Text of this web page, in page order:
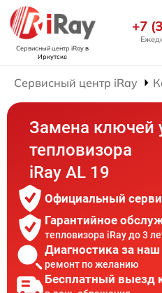
Сервисный центр iRayв
Иркутске
+7
Сервисный центр iRay
Замена ключей
тепловизора
iRay AL 19
Официальный
Гарантийное
тепловизора iRay до 3
Диагностика за наш
ремонт по желанию
Бесплатный выезд